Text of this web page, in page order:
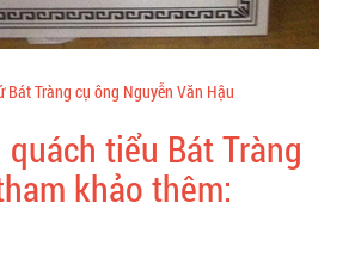
Bát Tràng cụ ông Nguyễn Văn Hậu
tiểu Bát Tràng
khảo thêm: